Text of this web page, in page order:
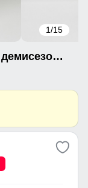
1/15
Спортивный костюм мужской демисезонный на флисе бежевого цвета 331B